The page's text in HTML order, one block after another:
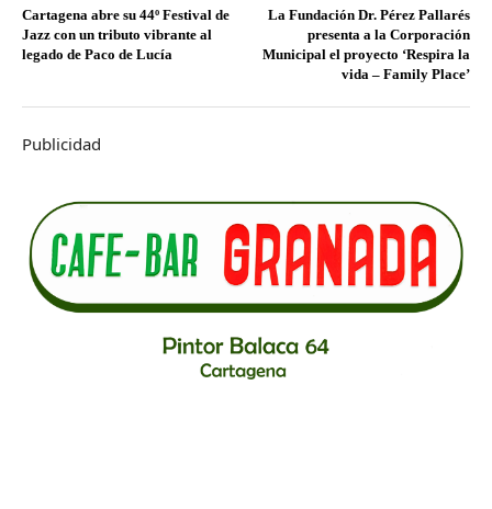
Cartagena abre su 44º Festival de
Jazz con un tributo vibrante al
legado de Paco de Lucía
La Fundación Dr. Pérez Pallarés
presenta a la Corporación
Municipal el proyecto ‘Respira la
vida – Family Place’
Publicidad